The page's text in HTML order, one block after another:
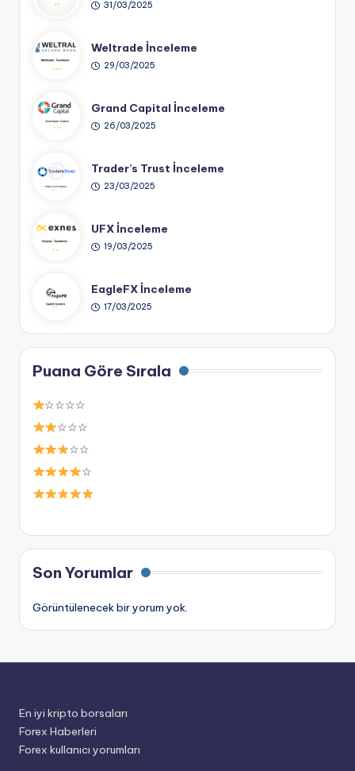
31/03/2025
Weltrade İnceleme
29/03/2025
Grand Capital İnceleme
26/03/2025
Trader’s Trust İnceleme
23/03/2025
UFX İnceleme
19/03/2025
EagleFX İnceleme
17/03/2025
Puana Göre Sırala
☆☆☆☆
☆☆☆
☆☆
☆
Son Yorumlar
Görüntülenecek bir yorum yok.
En iyi kripto borsaları
Forex Haberleri
Forex kullanıcı yorumları